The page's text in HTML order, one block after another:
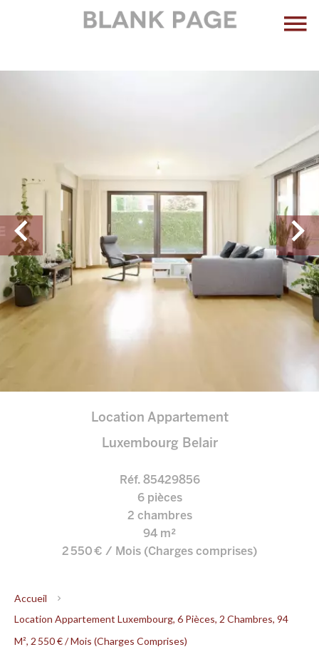
Location Appartement
Luxembourg Belair
Réf. 85429856
6 pièces
2 chambres
94 m²
2 550 € / Mois (Charges comprises)
Accueil
Location Appartement Luxembourg, 6 Pièces, 2 Chambres, 94
M², 2 550 € / Mois (Charges Comprises)